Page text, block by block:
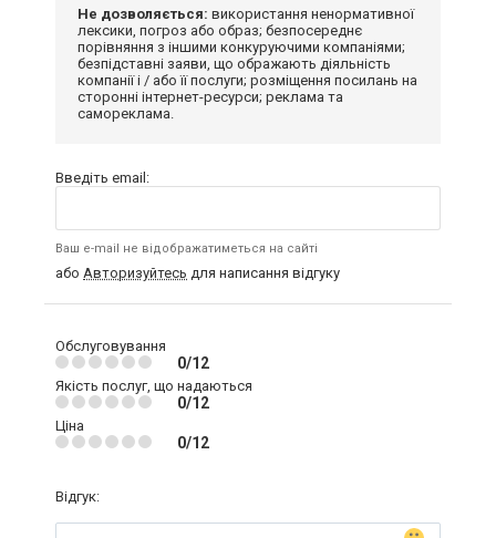
Не дозволяється: використання ненормативної
лексики, погроз або образ; безпосереднє
порівняння з іншими конкуруючими компаніями;
безпідставні заяви, що ображають діяльність
компанії і / або її послуги; розміщення посилань на
сторонні інтернет-ресурси; реклама та
самореклама.
Введіть email:
Ваш e-mail не відображатиметься на сайті
або Авторизуйтесь для написання відгуку
Обслуговування
0/12
Якість послуг, що надаються
0/12
Ціна
0/12
Відгук: